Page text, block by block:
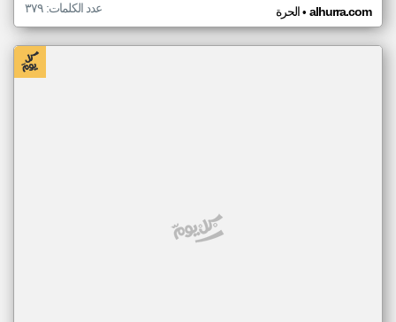
الحرة• alhurra.com عدد الكلمات: ٣٧٩